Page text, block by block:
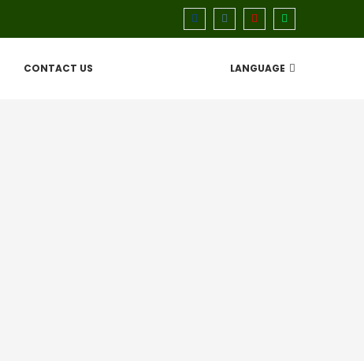
CONTACT US LANGUAGE